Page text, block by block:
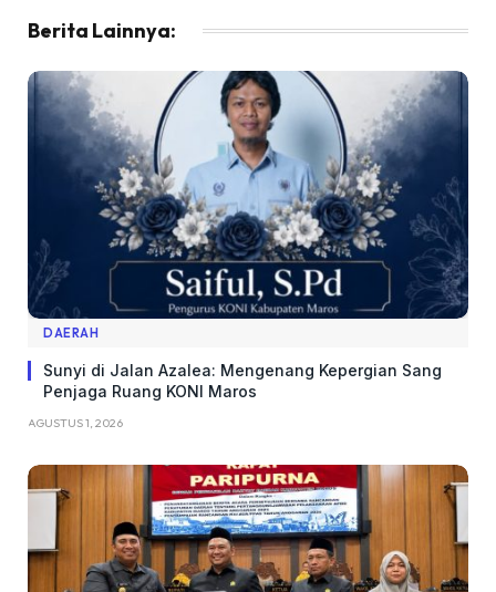
Berita Lainnya:
DAERAH
Sunyi di Jalan Azalea: Mengenang Kepergian Sang
Penjaga Ruang KONI Maros
AGUSTUS 1, 2026